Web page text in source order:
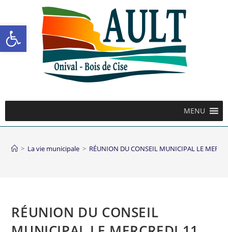
Ouvrir la barre d’outils
MENU
> La vie municipale > RÉUNION DU CONSEIL MUNICIPAL LE
RÉUNION DU CONSEIL